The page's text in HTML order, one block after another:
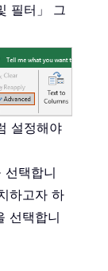
필터」 그
설정해야
선택합니
하고자 하
선택합니